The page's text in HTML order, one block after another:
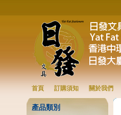
首頁 訂購須知 關於我們
產品類別